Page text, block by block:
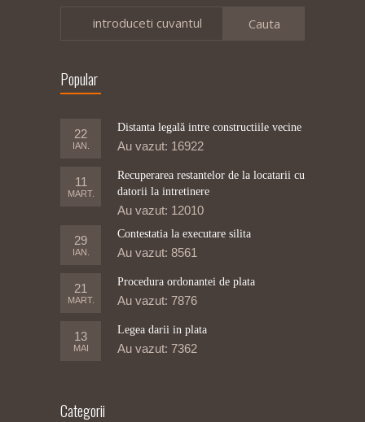
introduceti cuvantul
Popular
22
IAN.
Distanta legală intre constructiile vecine
Au vazut: 16922
11
MART.
Recuperarea restantelor de la locatarii cu
datorii la intretinere
Au vazut: 12010
29
IAN.
Contestatia la executare silita
Au vazut: 8561
21
MART.
Procedura ordonantei de plata
Au vazut: 7876
13
MAI
Legea darii in plata
Au vazut: 7362
Categorii